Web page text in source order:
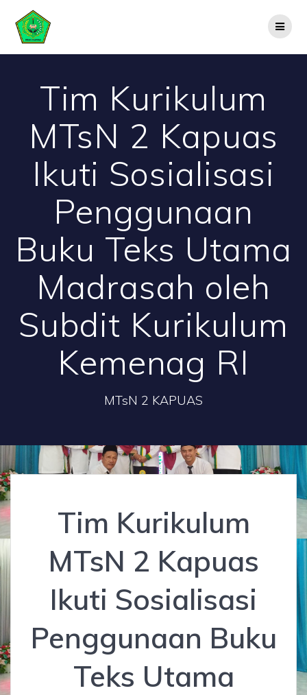
Tim Kurikulum
MTsN 2 Kapuas
Ikuti Sosialisasi
Penggunaan
Buku Teks Utama
Madrasah oleh
Subdit Kurikulum
Kemenag RI
MTsN 2 KAPUAS
Tim Kurikulum
MTsN 2 Kapuas
Ikuti Sosialisasi
Penggunaan Buku
Teks Utama